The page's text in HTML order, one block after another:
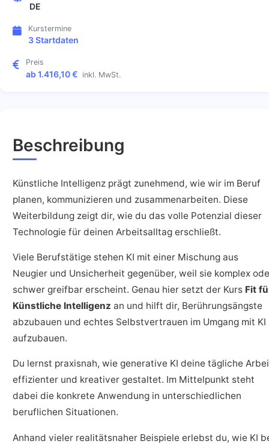
DE
Kurstermine
3 Startdaten
Preis
ab 1.416,10 € inkl. MwSt.
Beschreibung
Künstliche Intelligenz prägt zunehmend, wie wir im Beruf
planen, kommunizieren und zusammenarbeiten. Diese
Weiterbildung zeigt dir, wie du das volle Potenzial dieser
Technologie für deinen Arbeitsalltag erschließt.
Viele Berufstätige stehen KI mit einer Mischung aus
Neugier und Unsicherheit gegenüber, weil sie komplex
schwer greifbar erscheint. Genau hier setzt der Kurs Fit
Künstliche Intelligenz an und hilft dir, Berührungsängste
abzubauen und echtes Selbstvertrauen im Umgang mit KI
aufzubauen.
Du lernst praxisnah, wie generative KI deine tägliche
effizienter und kreativer gestaltet. Im Mittelpunkt steht
dabei die konkrete Anwendung in unterschiedlichen
beruflichen Situationen.
Anhand vieler realitätsnaher Beispiele erlebst du, wie KI